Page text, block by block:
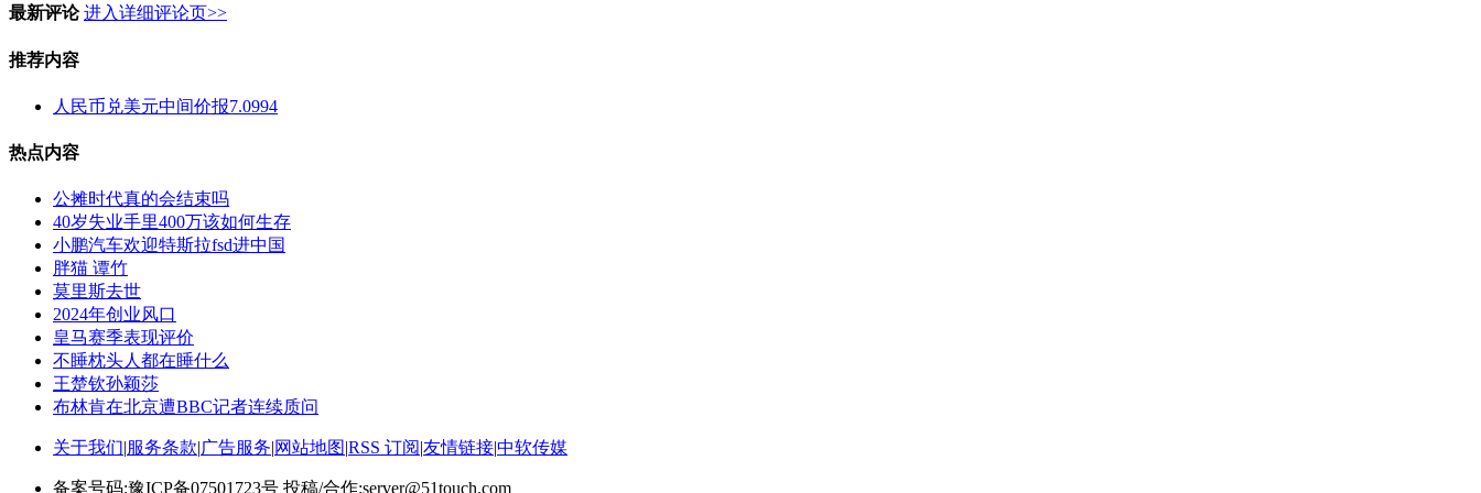
最新评论 进入详细评论页>>
推荐内容
人民币兑美元中间价报7.0994
热点内容
公摊时代真的会结束吗
40岁失业手里400万该如何生存
小鹏汽车欢迎特斯拉fsd进中国
胖猫 谭竹
莫里斯去世
2024年创业风口
皇马赛季表现评价
不睡枕头人都在睡什么
王楚钦孙颖莎
布林肯在北京遭BBC记者连续质问
关于我们|服务条款|广告服务|网站地图|RSS 订阅|友情链接|中软传媒
备案号码:豫ICP备07501723号 投稿/合作:server@51touch.com